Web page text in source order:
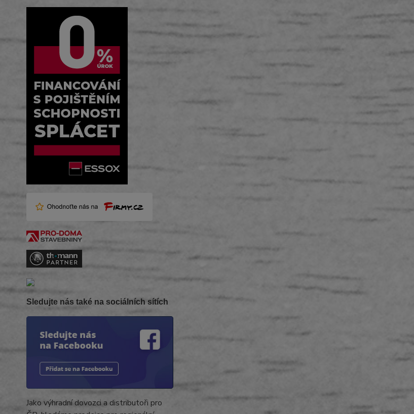
Sledujte nás také na sociálních sítích
Jako výhradní dovozci a distributoři pro